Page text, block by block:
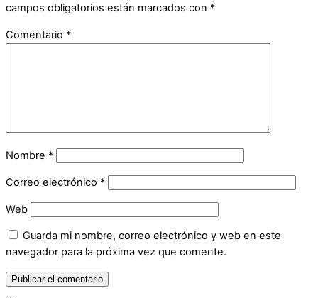
campos obligatorios están marcados con *
Comentario *
Nombre *
Correo electrónico *
Web
Guarda mi nombre, correo electrónico y web en este
navegador para la próxima vez que comente.